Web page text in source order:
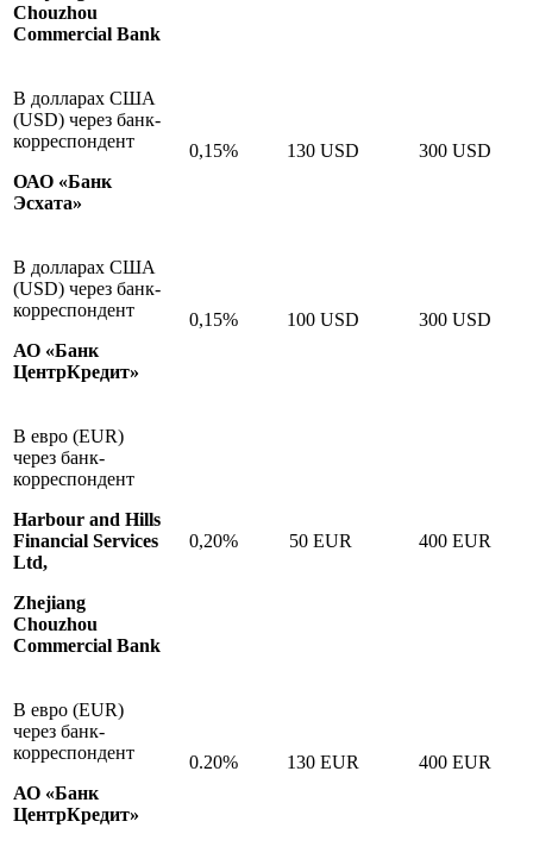
Chouzhou
Commercial Bank
В долларах США
(USD) через банк-
корреспондент
ОАО «Банк
Эсхата»
0,15% 130 USD 300 USD
В долларах США
(USD) через банк-
корреспондент
АО «Банк
ЦентрКредит»
0,15% 100 USD 300 USD
В евро (EUR)
через банк-
корреспондент
Harbour and Hills
Financial Services
Ltd,
Zhejiang
Chouzhou
Commercial Bank
0,20% 50 EUR 400 EUR
В евро (EUR)
через банк-
корреспондент
АО «Банк
ЦентрКредит»
0.20% 130 EUR 400 EUR